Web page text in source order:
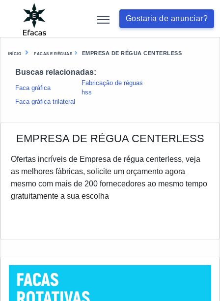
Gostaria de anunciar?
INÍCIO FACAS E RÉGUAS EMPRESA DE RÉGUA CENTERLESS
Buscas relacionadas:
Faca gráfica
Fabricação de réguas
hss
Faca gráfica trilateral
EMPRESA DE RÉGUA CENTERLESS
Ofertas incríveis de Empresa de régua centerless, veja
as melhores fábricas, solicite um orçamento agora
mesmo com mais de 200 fornecedores ao mesmo tempo
gratuitamente a sua escolha